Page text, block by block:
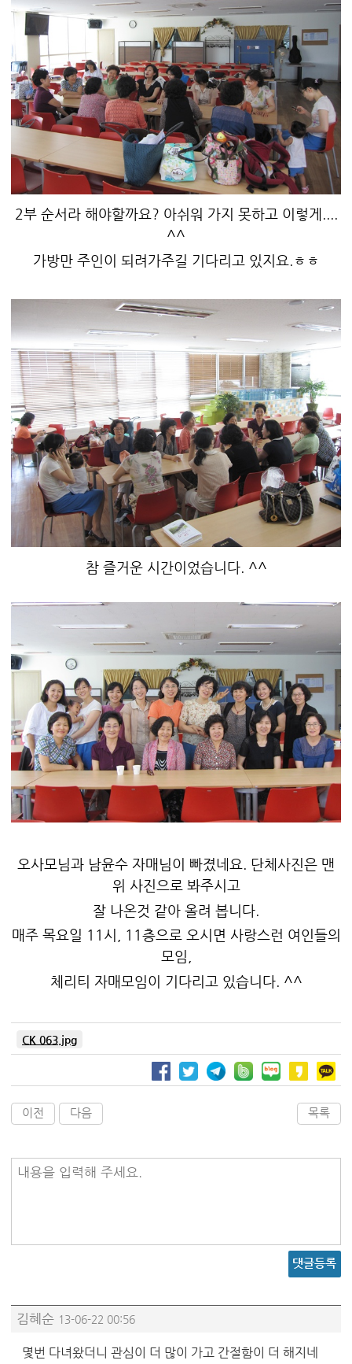
2부 순서라 해야할까요? 아쉬워 가지 못하고 이렇게....
^^
가방만 주인이 되려가주길 기다리고 있지요.ㅎㅎ
참 즐거운 시간이었습니다. ^^
오사모님과 남윤수 자매님이 빠졌네요. 단체사진은 맨
위 사진으로 봐주시고
잘 나온것 같아 올려 봅니다.
매주 목요일 11시, 11층으로 오시면 사랑스런 여인들의
모임,
체리티 자매모임이 기다리고 있습니다. ^^
CK 063.jpg
이전 다음 목록
내용을 입력해 주세요.
댓글등록
김혜순 13-06-22 00:56
몇번 다녀왔더니 관심이 더 많이 가고 간절함이 더 해지네